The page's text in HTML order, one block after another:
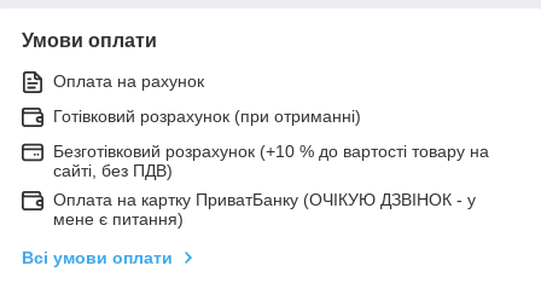
Умови оплати
Оплата на рахунок
Готівковий розрахунок (при отриманні)
Безготівковий розрахунок (+10 % до вартості товару на
сайті, без ПДВ)
Оплата на картку ПриватБанку (ОЧІКУЮ ДЗВІНОК - у
мене є питання)
Всі умови оплати